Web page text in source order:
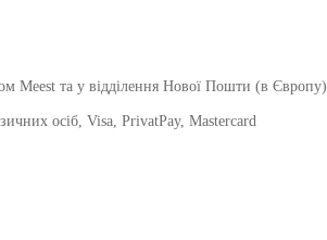
Meest та у відділення Нової Пошти (в Європу)
осіб, Visa, PrivatPay, Mastercard